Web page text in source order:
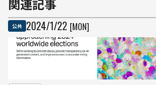
関連記事
公共 2024/1/22 [MON]